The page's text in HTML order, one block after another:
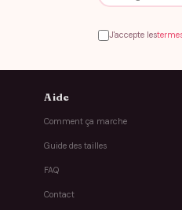
J'accepte les
Aide
Comment ça marche
Guide des tailles
FAQ
Contact